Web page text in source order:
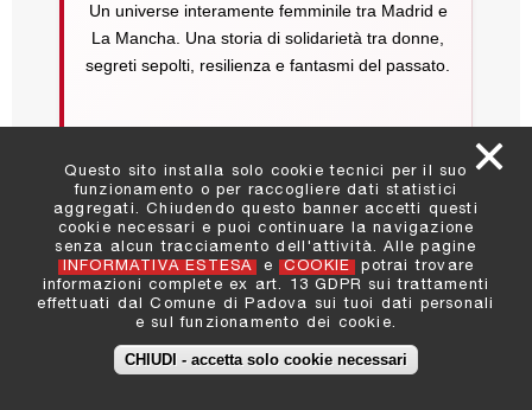
Un universe interamente femminile tra Madrid e
La Mancha. Una storia di solidarietà tra donne,
segreti sepolti, resilienza e fantasmi del passato.
Leggi di più
➤ Vai al catalogo
Questo sito installa solo cookie tecnici per il suo
funzionamento o per raccogliere dati statistici
aggregati. Chiudendo questo banner accetti questi
cookie necessari e puoi continuare la navigazione
senza alcun tracciamento dell'attività. Alle pagine
INFORMATIVA ESTESA
e COOKIE
potrai trovare
informazioni complete ex art. 13 GDPR sui trattamenti
effettuati dal Comune di Padova sui tuoi dati personali
e sul funzionamento dei cookie.
CHIUDI - accetta solo cookie necessari